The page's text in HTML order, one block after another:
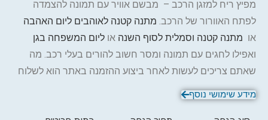
מפיץ ריח למזגן הרכב – מבשם אוויר עם תמונה להצמדה
לפתח האוורור של הרכב. מתנה קטנה לאוהבים ליום האהבה
או מתנה קטנה וסמלית לסוף השנה או ליום המשפחה בגן
ואפילו לחגים עם תמונה ומסר חשוב להורים בעלי רכב. מה
שאתם צריכים לעשות לאחר ביצוע ההזמנה באתר הוא לשלוח
אלינו את התמונה/תמונות:
יעשה את השאר.
מידע שימושי נוסף